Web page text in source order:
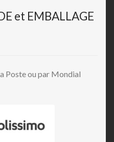
et EMBALLAGE
Poste ou par Mondial